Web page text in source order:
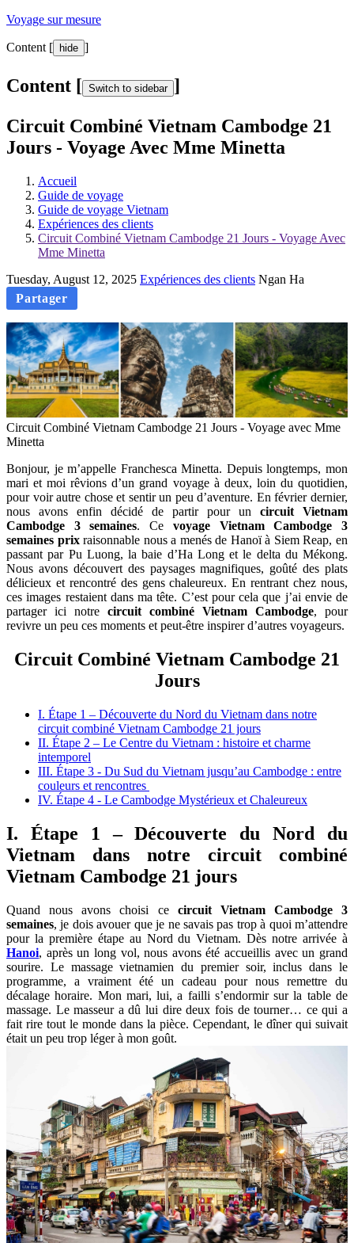
Voyage sur mesure
Content [ hide ]
Content [ Switch to sidebar ]
Circuit Combiné Vietnam Cambodge 21
Jours - Voyage Avec Mme Minetta
Accueil
Guide de voyage
Guide de voyage Vietnam
Expériences des clients
Circuit Combiné Vietnam Cambodge 21 Jours - Voyage Avec
Mme Minetta
Tuesday, August 12, 2025 Expériences des clients Ngan Ha
Partager
Circuit Combiné Vietnam Cambodge 21 Jours - Voyage avec Mme
Minetta
Bonjour, je m’appelle Franchesca Minetta. Depuis longtemps, mon
mari et moi rêvions d’un grand voyage à deux, loin du quotidien,
pour voir autre chose et sentir un peu d’aventure. En février dernier,
nous avons enfin décidé de partir pour un circuit Vietnam
Cambodge 3 semaines. Ce voyage Vietnam Cambodge 3
semaines prixraisonnable nous a menés de Hanoï à Siem Reap, en
passant par Pu Luong, la baie d’Ha Long et le delta du Mékong.
Nous avons découvert des paysages magnifiques, goûté des plats
délicieux et rencontré des gens chaleureux. En rentrant chez nous,
ces images restaient dans ma tête. C’est pour cela que j’ai envie de
partager ici notre circuit combiné Vietnam Cambodge, pour
revivre un peu ces moments et peut-être inspirer d’autres voyageurs.
Circuit Combiné Vietnam Cambodge 21
Jours
I. Étape 1 – Découverte du Nord du Vietnam dans notre
circuit combiné Vietnam Cambodge 21 jours
II. Étape 2 – Le Centre du Vietnam : histoire et charme
intemporel
III. Étape 3 - Du Sud du Vietnam jusqu’au Cambodge : entre
couleurs et rencontres
IV. Étape 4 - Le Cambodge Mystérieux et Chaleureux
I. Étape 1 – Découverte du Nord du
Vietnam dans notre circuit combiné
Vietnam Cambodge 21 jours
Quand nous avons choisi ce circuit Vietnam Cambodge 3
semaines, je dois avouer que je ne savais pas trop à quoi m’attendre
pour la première étape au Nord du Vietnam. Dès notre arrivée à
Hanoi, après un long vol, nous avons été accueillis avec un grand
sourire. Le massage vietnamien du premier soir, inclus dans le
programme, a vraiment été un cadeau pour nous remettre du
décalage horaire. Mon mari, lui, a failli s’endormir sur la table de
massage. Le masseur a dû lui dire deux fois de tourner… ce qui a
fait rire tout le monde dans la pièce. Cependant, le dîner qui suivait
était un peu trop léger à mon goût.